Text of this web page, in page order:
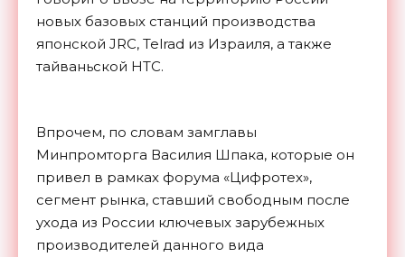
новых базовых станций производства
японской JRC, Telrad из Израиля, а также
тайваньской HTC.
Впрочем, по словам замглавы
Минпромторга Василия Шпака, которые он
привел в рамках форума «Цифротех»,
сегмент рынка, ставший свободным после
ухода из России ключевых зарубежных
производителей данного вида